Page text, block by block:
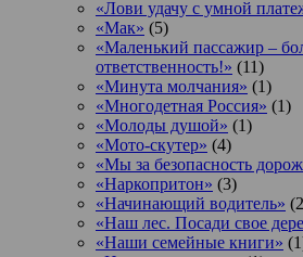
«Лови удачу с умной
«Мак» (5)
«Маленький пассажир –
ответственность!» (11)
«Минута молчания» (1)
«Многодетная Россия» (1)
«Молоды душой» (1)
«Мото-скутер» (4)
«Мы за безопасность
«Наркопритон» (3)
«Начинающий водитель»
«Наш лес. Посади свое
«Наши семейные книги»